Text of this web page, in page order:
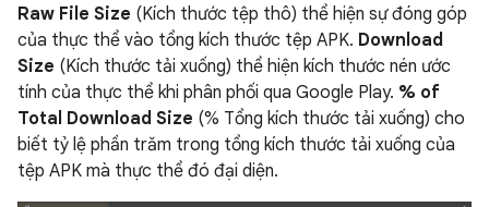
Raw File Size (Kích thước tệp thô) thể hiện sự đóng góp
của thực thể vào tổng kích thước tệp APK. Download
Size (Kích thước tải xuống) thể hiện kích thước nén ước
tính của thực thể khi phân phối qua Google Play. % of
Total Download Size (% Tổng kích thước tải xuống) cho
biết tỷ lệ phần trăm trong tổng kích thước tải xuống của
tệp APK mà thực thể đó đại diện.